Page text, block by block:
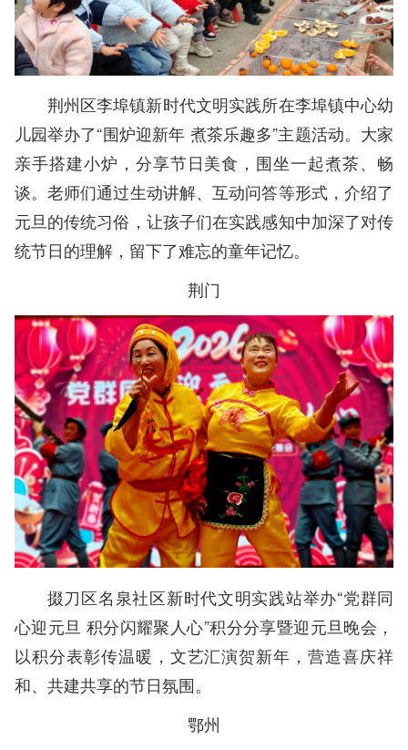
荆州区李埠镇新时代文明实践所在李埠镇中心幼
儿园举办了“围炉迎新年 煮茶乐趣多”主题活动。大家
亲手搭建小炉，分享节日美食，围坐一起煮茶、畅
谈。老师们通过生动讲解、互动问答等形式，介绍了
元旦的传统习俗，让孩子们在实践感知中加深了对传
统节日的理解，留下了难忘的童年记忆。
荆门
掇刀区名泉社区新时代文明实践站举办“党群同
心迎元旦 积分闪耀聚人心”积分分享暨迎元旦晚会，
以积分表彰传温暖，文艺汇演贺新年，营造喜庆祥
和、共建共享的节日氛围。
鄂州